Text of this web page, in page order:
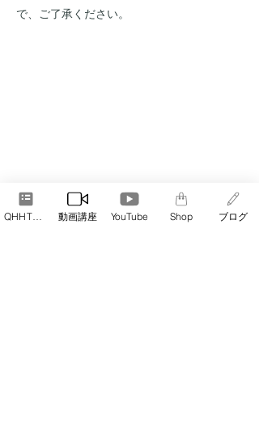
で、ご了承ください。
QHHT予約 動画講座 YouTube Shop ブログ